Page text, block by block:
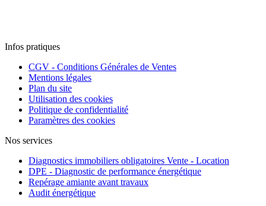
Infos pratiques
CGV - Conditions Générales de Ventes
Mentions légales
Plan du site
Utilisation des cookies
Politique de confidentialité
Paramètres des cookies
Nos services
Diagnostics immobiliers obligatoires Vente - Location
DPE - Diagnostic de performance énergétique
Repérage amiante avant travaux
Audit énergétique